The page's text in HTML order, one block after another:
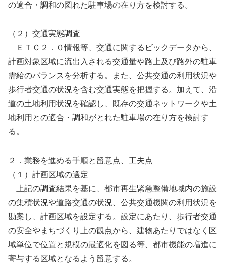
の適合・調和の図れた駐車場の在り方を検討する。
（２）交通実態調査
ＥＴＣ２．０情報等、交通に関するビックデータから、
計画対象区域に流出入される交通量や路上及び路外の駐車
需給のバランスを分析する。また、公共交通の利用状況や
歩行者交通の状況を含む交通実態を把握する。加えて、沿
道の土地利用状況を確認し、既存の交通ネットワークや土
地利用との適合・調和がとれた駐車場の在り方を検討す
る。
２．業務を進める手順と留意点、工夫点
（１）計画区域の選定
上記の調査結果を基に、都市再生緊急整備地域内の施設
の集積状況や道路交通の状況、公共交通機関の利用状況を
勘案し、計画区域を設定する。設定にあたり、歩行者交通
の安全やまちづくり上の観点から、建物あたりではなく区
域単位で位置と規模の最適化を図る等、都市機能の増進に
寄与する区域となるよう留意する。